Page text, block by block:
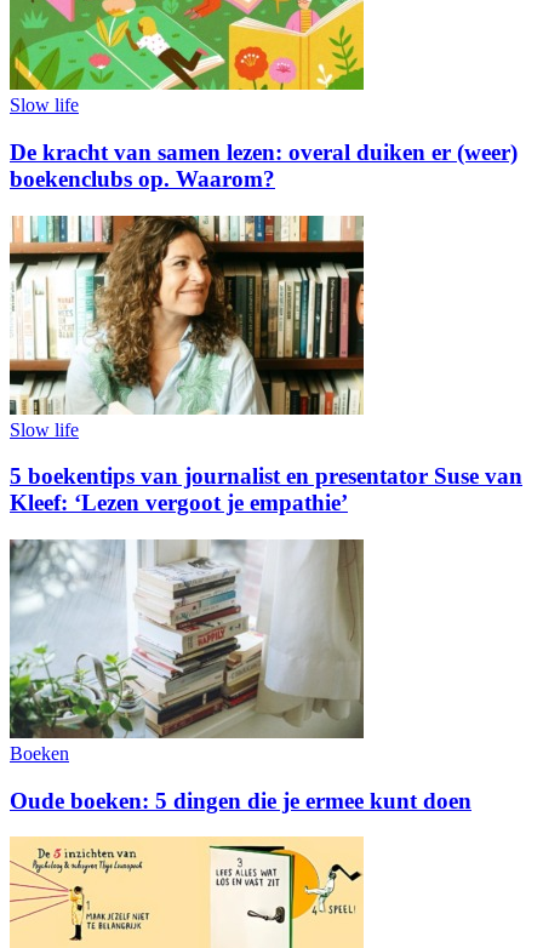
Slow life
De kracht van samen lezen: overal duiken er (weer)
boekenclubs op. Waarom?
Slow life
5 boekentips van journalist en presentator Suse van
Kleef: ‘Lezen vergoot je empathie’
Boeken
Oude boeken: 5 dingen die je ermee kunt doen